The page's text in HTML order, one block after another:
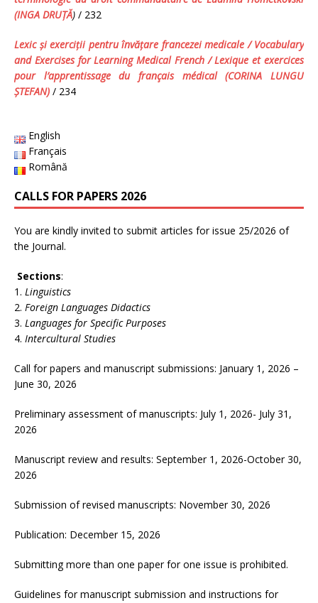
(INGA DRUŢĂ) / 232
Lexic şi exerciţii pentru învăţare francezei medicale /Vocabulary
and Exercises for Learning Medical French /Lexique et exercices
pour l’apprentissage du français médical(CORINA LUNGU
ŞTEFAN) / 234
English
Français
Română
CALLS FOR PAPERS 2026
You are kindly invited to submit articles for issue 25/2026 of
the Journal.
Sections:
Linguistics
Foreign Languages Didactics
Languages for Specific Purposes
Intercultural Studies
Call for papers and manuscript submissions: January 1, 2026 –
June 30, 2026
Preliminary assessment of manuscripts: July 1, 2026- July 31,
2026
Manuscript review and results: September 1, 2026-October 30,
2026
Submission of revised manuscripts: November 30, 2026
Publication: December 15, 2026
Submitting more than one paper for one issue is prohibited.
Guidelines for manuscript submission and instructions for